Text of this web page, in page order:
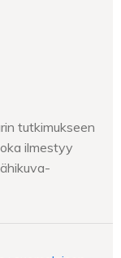
tutkimukseen
ilmestyy